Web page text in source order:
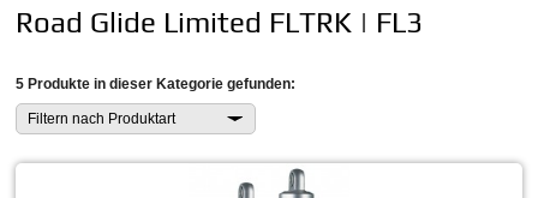
Road Glide Limited FLTRK | FL3
5 Produkte in dieser Kategorie gefunden:
Filtern nach Produktart